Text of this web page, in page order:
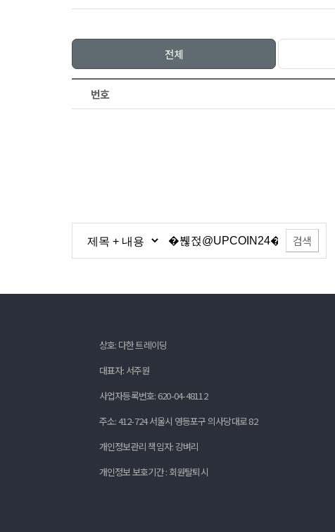
전체
번호
검색
상호: 다한 트레이딩
대표자: 서주원
사업자등록번호: 620-04-48112
주소: 412-724 서울시 영등포구 의사당대로 82
개인정보관리 책임자: 강벼리
개인정보 보호기간 : 회원탈퇴시